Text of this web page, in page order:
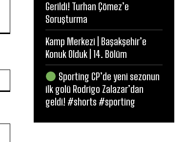
Gerildi! Turhan Çömez’e
Soruşturma
Kamp Merkezi | Başakşehir’e
Konuk Olduk | 14. Bölüm
Sporting CP’de yeni sezonun
ilk golü Rodrigo Zalazar’dan
geldi! #shorts #sporting